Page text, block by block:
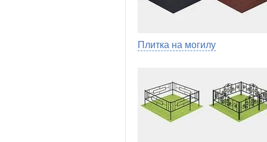
Плитка на могилу